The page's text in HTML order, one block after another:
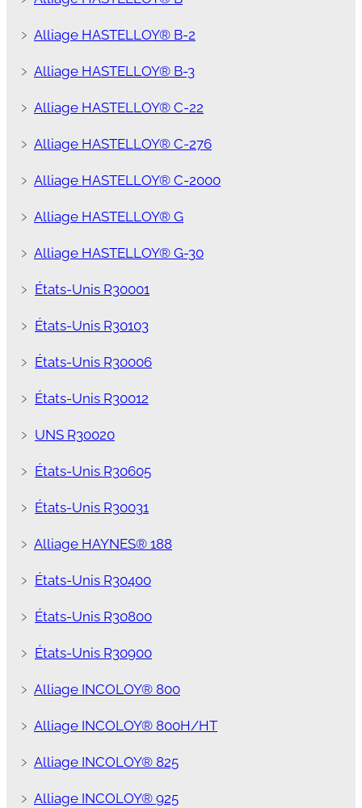
﹥ Alliage HASTELLOY® B-2
﹥ Alliage HASTELLOY® B-3
﹥ Alliage HASTELLOY® C-22
﹥ Alliage HASTELLOY® C-276
﹥ Alliage HASTELLOY® C-2000
﹥ Alliage HASTELLOY® G
﹥ Alliage HASTELLOY® G-30
﹥ États-Unis R30001
﹥ États-Unis R30103
﹥ États-Unis R30006
﹥ États-Unis R30012
﹥ UNS R30020
﹥ États-Unis R30605
﹥ États-Unis R30031
﹥ Alliage HAYNES® 188
﹥ États-Unis R30400
﹥ États-Unis R30800
﹥ États-Unis R30900
﹥ Alliage INCOLOY® 800
﹥ Alliage INCOLOY® 800H/HT
﹥ Alliage INCOLOY® 825
﹥ Alliage INCOLOY® 925